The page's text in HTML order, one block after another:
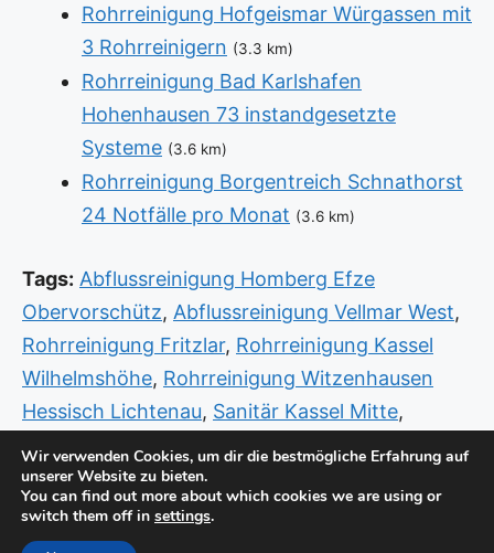
Rohrreinigung Hofgeismar Würgassen mit
3 Rohrreinigern (3.3 km)
Rohrreinigung Bad Karlshafen
Hohenhausen 73 instandgesetzte
Systeme (3.6 km)
Rohrreinigung Borgentreich Schnathorst
24 Notfälle pro Monat (3.6 km)
Tags: Abflussreinigung Homberg Efze
Obervorschütz, Abflussreinigung Vellmar West,
Rohrreinigung Fritzlar, Rohrreinigung Kassel
Wilhelmshöhe, Rohrreinigung Witzenhausen
Hessisch Lichtenau, Sanitär Kassel Mitte,
Sanitär Kassel Nord
Sanitär Notdienst Hann
Münden Kutter ,Sanitär Notdienst Hofgeismar
Lütersheim,Sanitär Notdienst Homberg Efze
Rudolphshausen
Wir verwenden Cookies, um dir die bestmögliche Erfahrung auf
unserer Website zu bieten.
You can find out more about which cookies we are using or
switch them off in settings.